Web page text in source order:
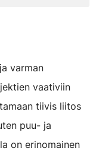
varman
vaativiin
tiivis liitos
puu- ja
on erinomainen